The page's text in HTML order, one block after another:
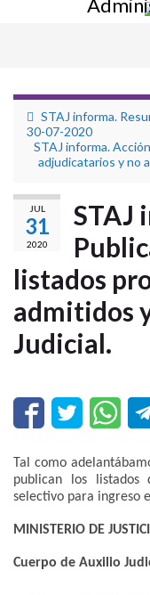
STAJ informa.
30-07-2020
STAJ informa.
adjudicatarios y no
JUL
31
2020
STAJ
listados
admitidos
Judicial.
Tal como
publican los listados
selectivo para ingreso
MINISTERIO DE
Cuerpo de Auxilio